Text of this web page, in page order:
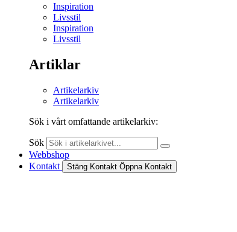
Inspiration
Livsstil
Inspiration
Livsstil
Artiklar
Artikelarkiv
Artikelarkiv
Sök i vårt omfattande artikelarkiv:
Sök
Webbshop
Kontakt
Stäng Kontakt Öppna Kontakt